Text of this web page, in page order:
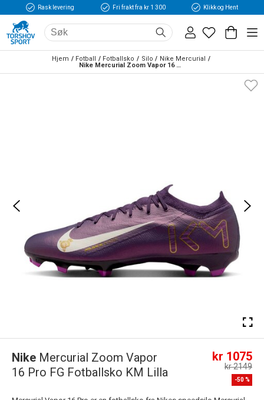
Rask levering Fri frakt fra kr 1 300 Klikk og Hent
Hjem Fotball Fotballsko Silo
Nike Mercurial
Nike Mercurial Zoom Vapor 16 Pro FG Fotballsko KM Lilla
-50 %
Nike Mercurial Zoom Vapor
16 Pro FG Fotballsko KM Lilla
kr 1075
kr 2149